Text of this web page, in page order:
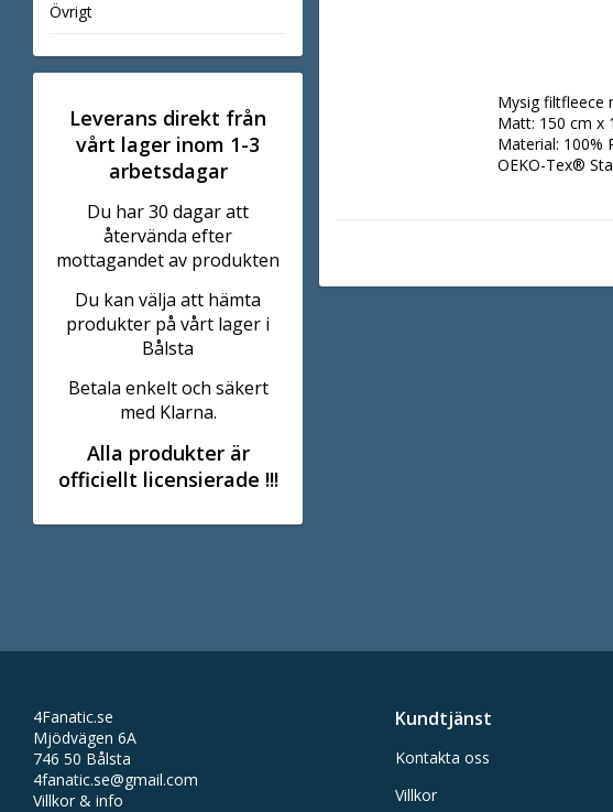
Övrigt
Leverans direkt från
vårt lager inom 1-3
arbetsdagar
Du har 30 dagar att
återvända efter
mottagandet av produkten
Du kan välja att hämta
produkter på vårt lager i
Bålsta
Betala enkelt och säkert
med Klarna.
Alla produkter är
officiellt licensierade !!!
Mysig filtfleece
Matt: 150 cm x
Material: 100%
OEKO-Tex®
4Fanatic.se
Mjödvägen 6A
746 50 Bålsta
4fanatic.se@gmail.com
Villkor & info
Kundtjänst
Kontakta oss
Villkor